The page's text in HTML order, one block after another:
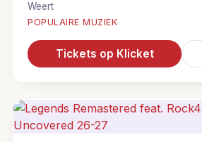
Weert
POPULAIRE MUZIEK
Tickets op Klicket